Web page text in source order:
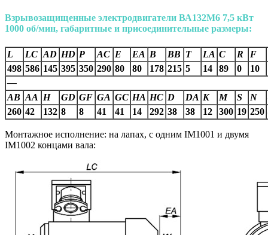
Взрывозащищенные электродвигатели ВА132М6 7,5 кВт
1000 об/мин, габаритные и присоединительные размеры:
L LC AD HD P AC E EA B BB T LA C R
F
498 586 145 395 350 290 80 80 178 215 5 14 89 0
10
—
AВ AA H GD GF GA GC HA HC D DA K M S
N
260 42 132 8 8 41 41 14 292 38 38 12 300 19 250
Монтажное исполнение: на лапах, с одним IM1001 и двумя
IM1002 концами вала: